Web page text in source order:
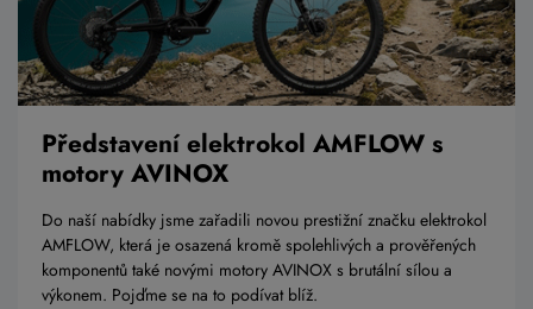
Představení elektrokol AMFLOW s
motory AVINOX
Do naší nabídky jsme zařadili novou prestižní značku elektrokol
AMFLOW, která je osazená kromě spolehlivých a prověřených
komponentů také novými motory AVINOX s brutální sílou a
výkonem. Pojďme se na to podívat blíž.